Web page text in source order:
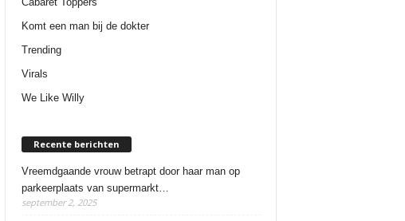
Komt een man bij de dokter
Trending
Virals
We Like Willy
Recente berichten
Vreemdgaande vrouw betrapt door haar man op
parkeerplaats van supermarkt…
september 2, 2025